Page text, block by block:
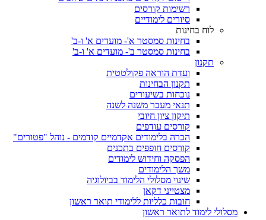
רשימות קורסים
סיורים לימודיים
לוח בחינות
בחינות סמסטר א'- מועדים א' ו-ב'
בחינות סמסטר ב'- מועדים א' ו-ב'
תקנון
ועדת הוראה פקולטטית
תקנון הבחינות
נוכחות בשיעורים
תנאי מעבר משנה לשנה
תיקון ציון חיובי
קורסים עודפים
הכרה בלימודים אקדמיים קודמים - נוהל "פטורים"
קורסים חופפים בתכנים
הפסקה וחידוש לימודים
משך הלימודים
שינוי מסלולי הלימוד בביולוגיה
מצטייני דקאן
חובות כלליות ללימודי תואר ראשון
מסלולי לימוד לתואר ראשון